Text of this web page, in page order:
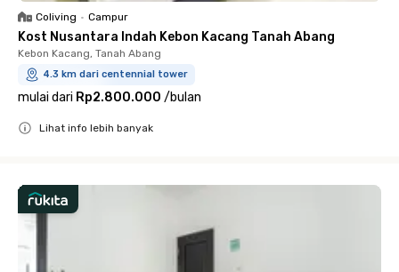
Coliving • Campur
Kost Nusantara Indah Kebon Kacang Tanah Abang
Kebon Kacang, Tanah Abang
4.3 km dari centennial tower
mulai dari Rp2.800.000 /bulan
Lihat info lebih banyak